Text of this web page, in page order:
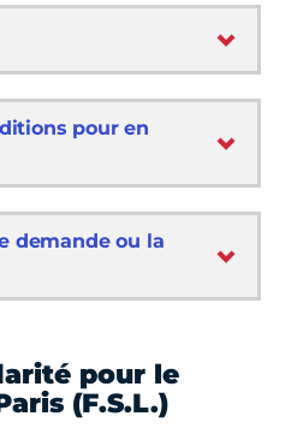
pour en
demande ou la
pour le
(F.S.L.)